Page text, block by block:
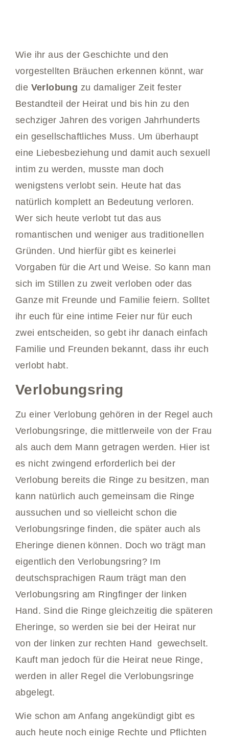
Wie ihr aus der Geschichte und den
vorgestellten Bräuchen erkennen könnt, war
die Verlobung zu damaliger Zeit fester
Bestandteil der Heirat und bis hin zu den
sechziger Jahren des vorigen Jahrhunderts
ein gesellschaftliches Muss. Um überhaupt
eine Liebesbeziehung und damit auch sexuell
intim zu werden, musste man doch
wenigstens verlobt sein. Heute hat das
natürlich komplett an Bedeutung verloren.
Wer sich heute verlobt tut das aus
romantischen und weniger aus traditionellen
Gründen. Und hierfür gibt es keinerlei
Vorgaben für die Art und Weise. So kann man
sich im Stillen zu zweit verloben oder das
Ganze mit Freunde und Familie feiern. Solltet
ihr euch für eine intime Feier nur für euch
zwei entscheiden, so gebt ihr danach einfach
Familie und Freunden bekannt, dass ihr euch
verlobt habt.
Verlobungsring
Zu einer Verlobung gehören in der Regel auch
Verlobungsringe, die mittlerweile von der Frau
als auch dem Mann getragen werden. Hier ist
es nicht zwingend erforderlich bei der
Verlobung bereits die Ringe zu besitzen, man
kann natürlich auch gemeinsam die Ringe
aussuchen und so vielleicht schon die
Verlobungsringe finden, die später auch als
Eheringe dienen können. Doch wo trägt man
eigentlich den Verlobungsring? Im
deutschsprachigen Raum trägt man den
Verlobungsring am Ringfinger der linken
Hand. Sind die Ringe gleichzeitig die späteren
Eheringe, so werden sie bei der Heirat nur
von der linken zur rechten Hand gewechselt.
Kauft man jedoch für die Heirat neue Ringe,
werden in aller Regel die Verlobungsringe
abgelegt.
Wie schon am Anfang angekündigt gibt es
auch heute noch einige Rechte und Pflichten